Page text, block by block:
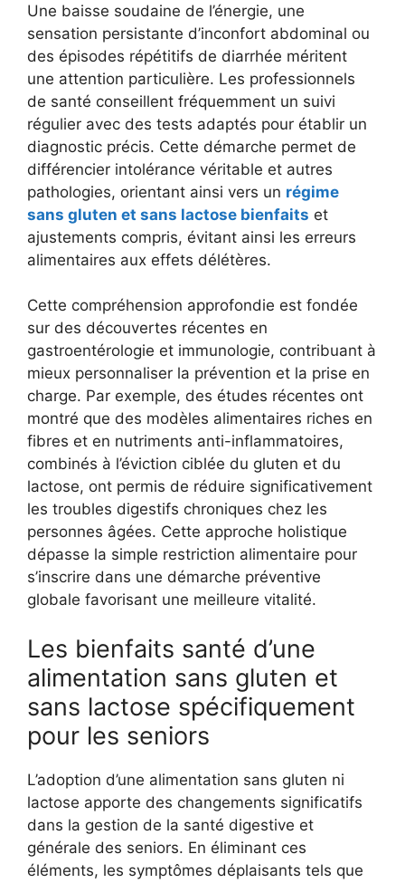
Une baisse soudaine de l’énergie, une
sensation persistante d’inconfort abdominal ou
des épisodes répétitifs de diarrhée méritent
une attention particulière. Les professionnels
de santé conseillent fréquemment un suivi
régulier avec des tests adaptés pour établir un
diagnostic précis. Cette démarche permet de
différencier intolérance véritable et autres
pathologies, orientant ainsi vers un régime
sans gluten et sans lactose bienfaits et
ajustements compris, évitant ainsi les erreurs
alimentaires aux effets délétères.
Cette compréhension approfondie est fondée
sur des découvertes récentes en
gastroentérologie et immunologie, contribuant à
mieux personnaliser la prévention et la prise en
charge. Par exemple, des études récentes ont
montré que des modèles alimentaires riches en
fibres et en nutriments anti-inflammatoires,
combinés à l’éviction ciblée du gluten et du
lactose, ont permis de réduire significativement
les troubles digestifs chroniques chez les
personnes âgées. Cette approche holistique
dépasse la simple restriction alimentaire pour
s’inscrire dans une démarche préventive
globale favorisant une meilleure vitalité.
Les bienfaits santé d’une
alimentation sans gluten et
sans lactose spécifiquement
pour les seniors
L’adoption d’une alimentation sans gluten ni
lactose apporte des changements significatifs
dans la gestion de la santé digestive et
générale des seniors. En éliminant ces
éléments, les symptômes déplaisants tels que